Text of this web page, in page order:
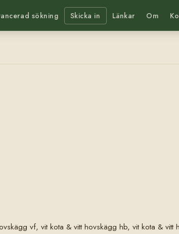
sökning Skicka in Länkar Om
vf, vit kota & vitt hovskägg hb, vit kota & vitt